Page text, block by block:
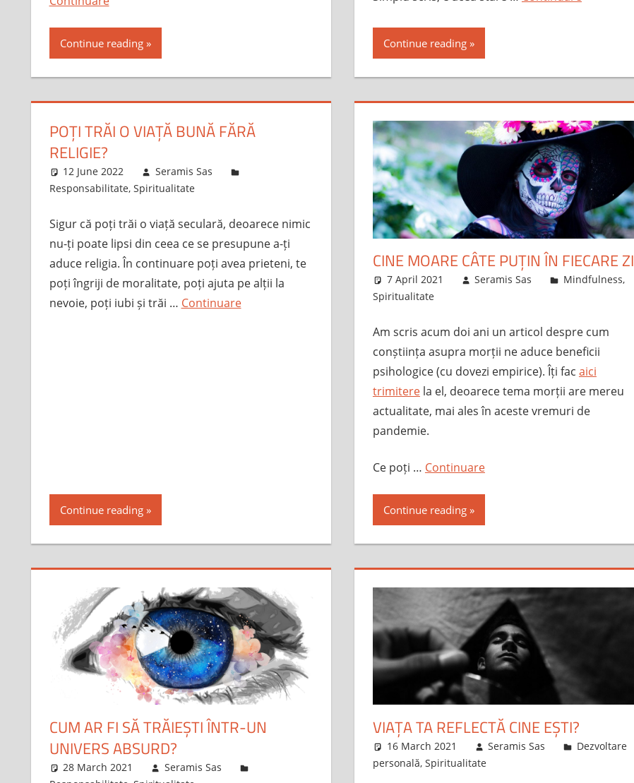
Continue reading Continue reading
POȚI TRĂI O VIAȚĂ BUNĂ FĂRĂ
RELIGIE?
12 June 2022
Seramis Sas
Responsabilitate, Spiritualitate
Sigur că poți trăi o viață seculară, deoarece nimic
nu-ți poate lipsi din ceea ce se presupune a-ți
aduce religia. În continuare poți avea prieteni, te
poți îngriji de moralitate, poți ajuta pe alții la
nevoie, poți iubi și trăi … Continuare
Continue reading
CINE MOARE CÂTE PUȚIN ÎN FIECARE ZI
7 April 2021 Seramis Sas Mindfulness,
Spiritualitate
Am scris acum doi ani un articol despre cum
conștiința asupra morții ne aduce beneficii
psihologice (cu dovezi empirice). Îți fac aici
trimiterela el, deoarece tema morții are mereu
actualitate, mai ales în aceste vremuri de
pandemie.
Ce poți … Continuare
Continue reading
CUM AR FI SĂ TRĂIEȘTI ÎNTR-UN
UNIVERS ABSURD?
28 March 2021
Seramis Sas
VIAȚA TA REFLECTĂ CINE EȘTI?
16 March 2021 Seramis Sas
Dezvoltare
personală, Spiritualitate